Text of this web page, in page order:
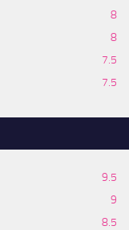
8
8
7.5
7.5
9.5
9
8.5